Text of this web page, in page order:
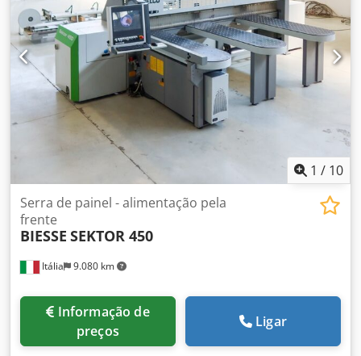
1 / 10
Itália 9.080 km
Serra de painel - alimentação pela
frente
BIESSE SEKTOR 450
preços
Ligar